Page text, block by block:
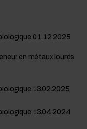
01.12.2025
en métaux lourds
13.02.2025
13.04.2024